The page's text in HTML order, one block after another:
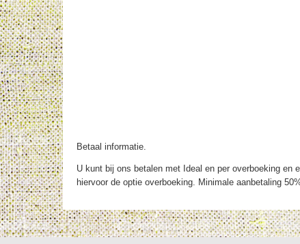
Betaal informatie.
U kunt bij ons betalen met Ideal en per overboeking
hiervoor de optie overboeking. Minimale aanbetaling